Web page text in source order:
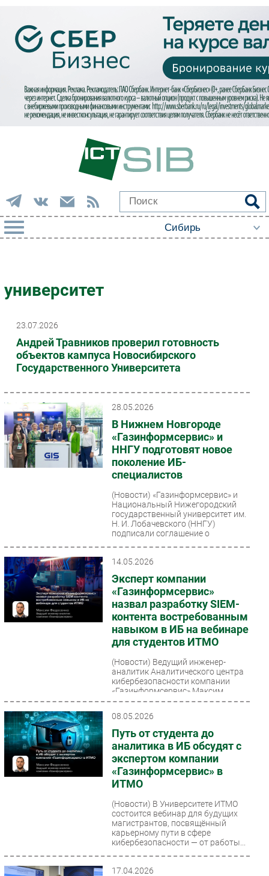
Импорто­замещение
Автоматизация Промышленности
Мобильная связь
Фиксированная связь
Интеграция
Маркетинг
Торговые сети
Оборудование
ПО
Outsourcing
Безопасность
Инновации
CIO/Управление ИТ
Гаджеты
Здоровье
Интервью
Мероприятия
Проекты
IT класс
университет
23.07.2026
Андрей Травников проверил готовность
объектов кампуса Новосибирского
Государственного Университета
28.05.2026
В Нижнем Новгороде
«Газинформсервис» и
ННГУ подготовят новое
поколение ИБ-
специалистов
(Новости) «Газинформсервис» и
Национальный Нижегородский
государственный университет им.
Н. И. Лобачевского (ННГУ)
подписали соглашение о
14.05.2026
Эксперт компании
«Газинформсервис»
назвал разработку SIEM-
контента востребованным
навыком в ИБ на вебинаре
для студентов ИТМО
(Новости) Ведущий инженер-
аналитик Аналитического центра
кибербезопасности компании
«Газинформсервис» Максим
Федосенко рассказал студентам
08.05.2026
Путь от студента до
аналитика в ИБ обсудят с
экспертом компании
«Газинформсервис» в
ИТМО
(Новости) В Университете ИТМО
состоится вебинар для будущих
магистрантов, посвящённый
карьерному пути в сфере
кибербезопасности — от работы...
17.04.2026